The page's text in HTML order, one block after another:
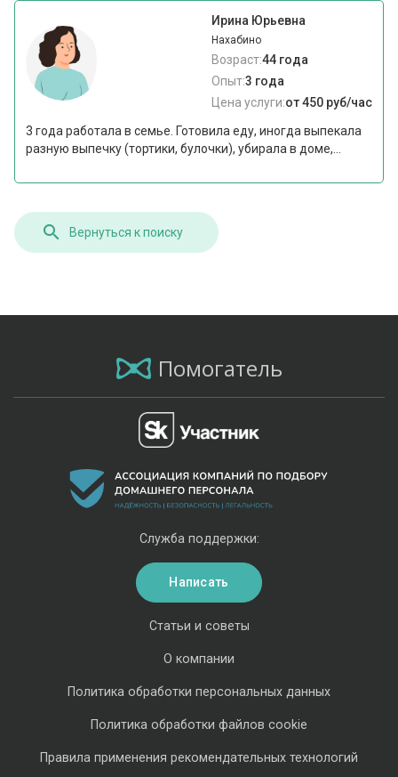
Ирина Юрьевна
Нахабино
Возраст:44 года
Опыт:3 года
Цена услуги:от 450 руб/час
3 года работала в семье. Готовила еду, иногда выпекала
разную выпечку (тортики, булочки), убирала в доме,...
Вернуться к поиску
Помогатель
Статьи и советы
О компании
Политика обработки персональных данных
Политика обработки файлов cookie
Правила применения рекомендательных технологий
Служба поддержки:
Написать